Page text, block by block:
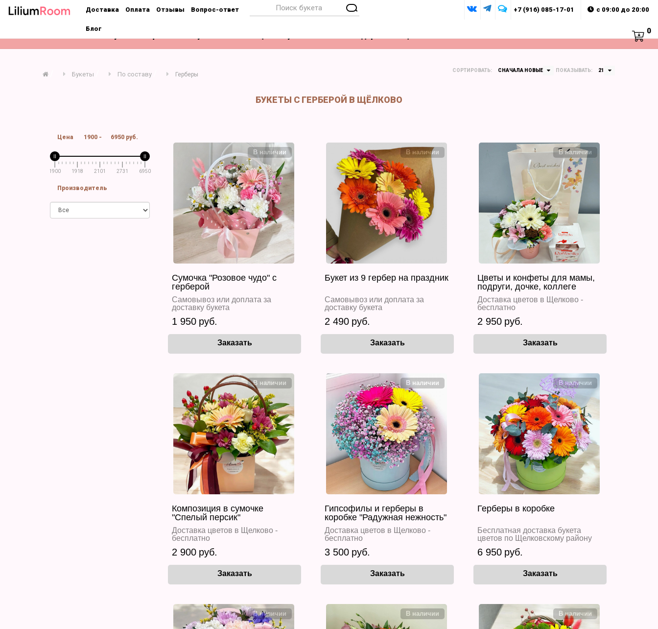
Доставка Оплата Отзывы Вопрос-ответ
Блог
+7 (916) 085-17-01 с 09:00 до 20:00
0
Букеты По составу Герберы
СОРТИРОВАТЬ: СНАЧАЛА НОВЫЕ ПОКАЗЫВАТЬ: 21
БУКЕТЫ С ГЕРБЕРОЙ В ЩЁЛКОВО
Цена 1900 - 6950 руб.
1900 1918 2101 2731 6950
Производитель
Сумочка "Розовое чудо" с
герберой
Самовывоз или доплата за
доставку букета
1 950
Букет из 9 гербер на праздник
Самовывоз или доплата за
доставку букета
2 490
Цветы и конфеты для мамы,
подруги, дочке, коллеге
Доставка цветов в Щелково -
бесплатно
2 950
Композиция в сумочке
"Спелый персик"
Доставка цветов в Щелково -
бесплатно
2 900
Гипсофилы и герберы в
коробке "Радужная нежность"
Доставка цветов в Щелково -
бесплатно
3 500
Герберы в коробке
Бесплатная доставка букета
цветов по Щелковскому району
6 950